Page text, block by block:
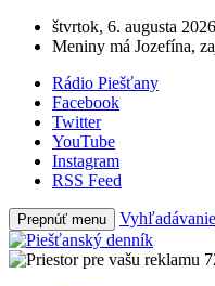
štvrtok, 6. augusta 2026
Meniny má Jozefína,
Rádio Piešťany
Facebook
Twitter
YouTube
Instagram
RSS Feed
Prepnúť menu Vyhľadávanie